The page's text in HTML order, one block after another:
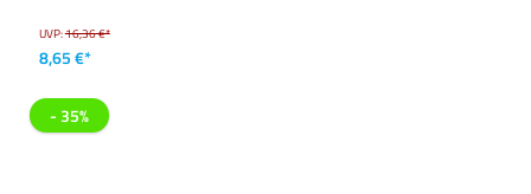
UVP:16,36 €*
8,65 €*
- 35%